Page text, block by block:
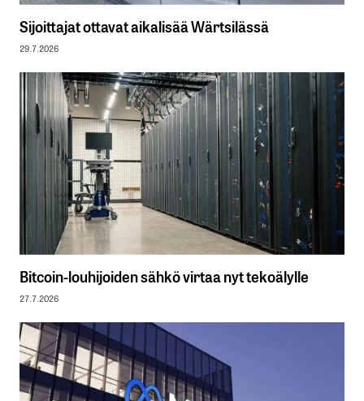
Sijoittajat ottavat aikalisää Wärtsilässä
29.7.2026
Bitcoin-louhijoiden sähkö virtaa nyt tekoälylle
27.7.2026